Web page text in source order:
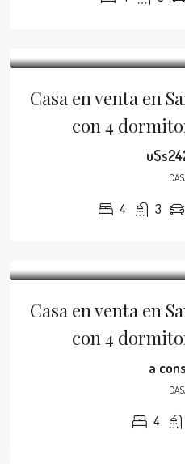
Casa en venta en
con 4
4 3
Casa en venta en
con 4
a
4